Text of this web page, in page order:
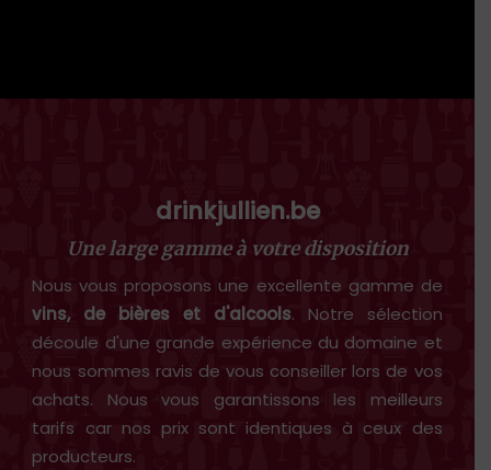
drinkjullien.be
Une large gamme à votre disposition
Nous vous proposons une excellente gamme de
vins, de bières et d'alcools. Notre sélection
découle d'une grande expérience du domaine et
nous sommes ravis de vous conseiller lors de vos
achats. Nous vous garantissons les meilleurs
tarifs car nos prix sont identiques à ceux des
producteurs.